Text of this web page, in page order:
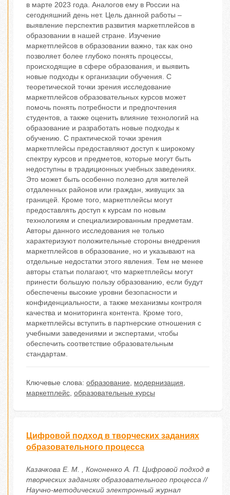
в марте 2023 года. Аналогов ему в России на
сегодняшний день нет. Цель данной работы –
выявление перспектив развития маркетплейсов в
образовании в нашей стране. Изучение
маркетплейсов в образовании важно, так как оно
позволяет более глубоко понять процессы,
происходящие в сфере образования, и выявить
новые подходы к организации обучения. С
теоретической точки зрения исследование
маркетплейсов образовательных курсов может
помочь понять потребности и предпочтения
студентов, а также оценить влияние технологий на
образование и разработать новые подходы к
обучению. С практической точки зрения
маркетплейсы предоставляют доступ к широкому
спектру курсов и предметов, которые могут быть
недоступны в традиционных учебных заведениях.
Это может быть особенно полезно для жителей
отдаленных районов или граждан, живущих за
границей. Кроме того, маркетплейсы могут
предоставлять доступ к курсам по новым
технологиям и специализированным предметам.
Авторы данного исследования не только
характеризуют положительные стороны внедрения
маркетплейсов в образование, но и указывают на
отдельные недостатки этого явления. Тем не менее
авторы статьи полагают, что маркетплейсы могут
принести большую пользу образованию, если будут
обеспечены высокие уровни безопасности и
конфиденциальности, а также механизмы контроля
качества и мониторинга контента. Кроме того,
маркетплейсы вступить в партнерские отношения с
учебными заведениями и экспертами, чтобы
обеспечить соответствие образовательным
стандартам.
Ключевые слова: образование, модернизация,
маркетплейс, образовательные курсы
Цифровой подход в творческих заданиях
образовательного процесса
Казачкова Е. М. , Кононенко А. П. Цифровой подход в
творческих заданиях образовательного процесса //
Научно-методический электронный журнал